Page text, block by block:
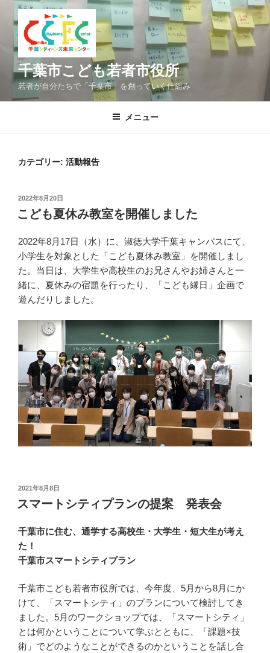
千葉市こども若者市役所
若者が自分たちで「千葉市」を創っていく仕組み
メニュー
カテゴリー: 活動報告
投
稿
日:
2022年8月20日
こども夏休み教室を開催しました
2022年8月17日（水）に、淑徳大学千葉キャンパスにて、
小学生を対象とした「こども夏休み教室」を開催しまし
た。当日は、大学生や高校生のお兄さんやお姉さんと一
緒に、夏休みの宿題を行ったり、「こども縁日」企画で
遊んだりしました。
投
稿
日:
2021年8月8日
スマートシティプランの提案 発表会
千葉市に住む、通学する高校生・大学生・短大生が考え
た！
千葉市スマートシティプラン
千葉市こども若者市役所では、今年度、5月から8月にか
けて、「スマートシティ」のプランについて検討してき
ました。5月のワークショップでは、「スマートシティ」
とは何かということについて学ぶとともに、「課題×技
術」でどのようなことができるのかということを話し合